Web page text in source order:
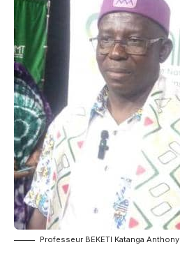
Professeur BEKETI Katanga Anthony